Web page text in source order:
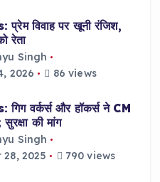
विवाह पर खूनी रंजिश,
रेता
Singh
2026
86 views
वर्कर्स और हॉकर्स ने CM
की मांग
Singh
2025
790 views